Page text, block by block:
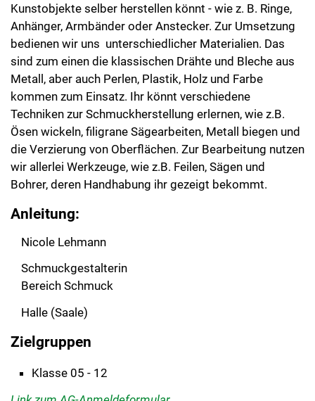
Kunstobjekte selber herstellen könnt - wie z. B. Ringe,
Anhänger, Armbänder oder Anstecker. Zur Umsetzung
bedienen wir uns unterschiedlicher Materialien. Das
sind zum einen die klassischen Drähte und Bleche aus
Metall, aber auch Perlen, Plastik, Holz und Farbe
kommen zum Einsatz. Ihr könnt verschiedene
Techniken zur Schmuckherstellung erlernen, wie z.B.
Ösen wickeln, filigrane Sägearbeiten, Metall biegen und
die Verzierung von Oberflächen. Zur Bearbeitung nutzen
wir allerlei Werkzeuge, wie z.B. Feilen, Sägen und
Bohrer, deren Handhabung ihr gezeigt bekommt.
Anleitung:
Nicole Lehmann
Schmuckgestalterin
Bereich Schmuck
Halle (Saale)
Zielgruppen
Klasse 05 - 12